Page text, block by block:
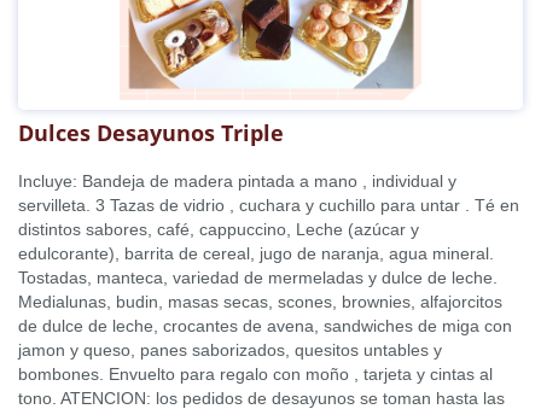
Dulces Desayunos Triple
Incluye: Bandeja de madera pintada a mano , individual y
servilleta. 3 Tazas de vidrio , cuchara y cuchillo para untar . Té en
distintos sabores, café, cappuccino, Leche (azúcar y
edulcorante), barrita de cereal, jugo de naranja, agua mineral.
Tostadas, manteca, variedad de mermeladas y dulce de leche.
Medialunas, budin, masas secas, scones, brownies, alfajorcitos
de dulce de leche, crocantes de avena, sandwiches de miga con
jamon y queso, panes saborizados, quesitos untables y
bombones. Envuelto para regalo con moño , tarjeta y cintas al
tono. ATENCION: los pedidos de desayunos se toman hasta las